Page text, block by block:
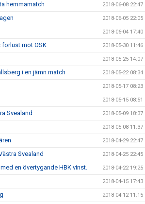
hemmamatch 2018-06-08 22:47
2018-06-05 22:05
2018-06-04 17:40
förlust mot ÖSK 2018-05-30 11:46
2018-05-25 14:07
i en jämn match 2018-05-22 08:34
2018-05-17 08:23
2018-05-15 08:51
Svealand 2018-05-09 18:37
2018-05-08 11:37
2018-04-29 22:47
Svealand 2018-04-25 22:45
en övertygande HBK vinst. 2018-04-22 19:25
2018-04-15 17:43
2018-04-12 11:15